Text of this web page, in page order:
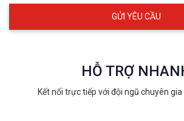
HỖ TRỢ
Kết nối trực tiếp với đội ngũ chuyên